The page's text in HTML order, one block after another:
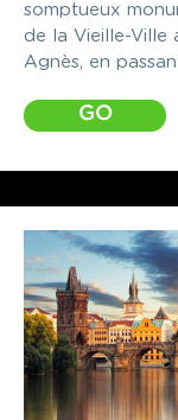
somptueux
de la Vieille-Ville
Agnès, en
GO